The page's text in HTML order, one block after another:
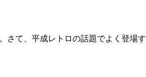
さて、平成レトロの話題でよく登場す